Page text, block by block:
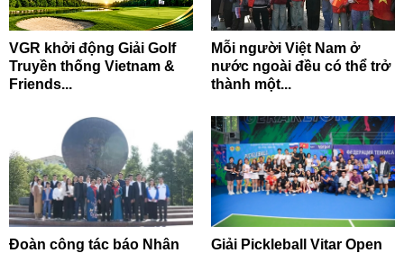
VGR khởi động Giải Golf
Truyền thống Vietnam &
Friends...
Mỗi người Việt Nam ở
nước ngoài đều có thể trở
thành một...
Đoàn công tác báo Nhân
Giải Pickleball Vitar Open